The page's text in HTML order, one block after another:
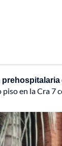
en la Cra 7